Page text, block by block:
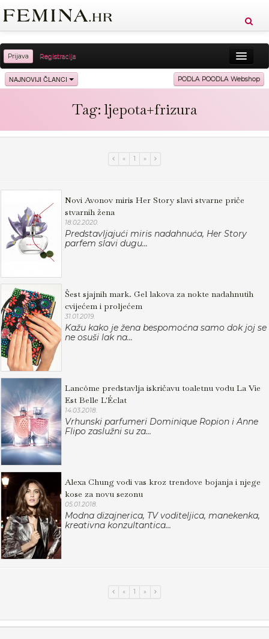
Prijava Registracija
Sreća Zdravlje Vitkost
Ljubav Relax Putovanja
NAJNOVIJI ČLANCI PODLA POODLA Webshop
Tag: ljepota+frizura
« 1 »
Novi Avonov miris Her Story slavi stvarne priče
stvarnih žena
18.02.2020.
Predstavljajući miris nadahnuća, Her Story
parfem slavi dugu...
Šest sjajnih mark. Gel lakova za nokte nadahnutih
cvijećem i proljećem
31.01.2019.
Kažu kako je žena bespomoćna samo dok joj se
ne osuši lak na...
Lancôme predstavlja iskričavu toaletnu vodu La Vie
Est Belle L'Éclat
14.03.2018.
Vrhunski parfumeri Dominique Ropion i Anne
Flipo zaslužni su za...
Alexa Chung vodi vas kroz trendove bojanja i njege
kose za novu sezonu
05.01.2018.
Modna dizajnerica, TV voditeljica, manekenka,
kreativna konzultantica...
« 1 »